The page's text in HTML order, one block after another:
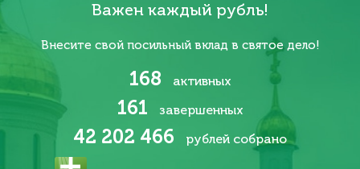
Важен каждый рубль!
Внесите свой посильный вклад в святое дело!
168 активных
161 завершенных
42 202 466 рублей собрано